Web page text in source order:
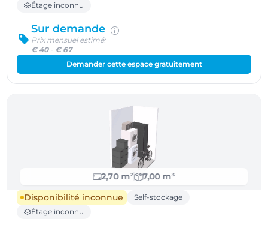
Étage inconnu
Sur demande
Prix mensuel estimé:
€ 40- € 67
Demander cette espace gratuitement
2,70 m²
7,00 m³
Disponibilité inconnue
Self-stockage
Étage inconnu